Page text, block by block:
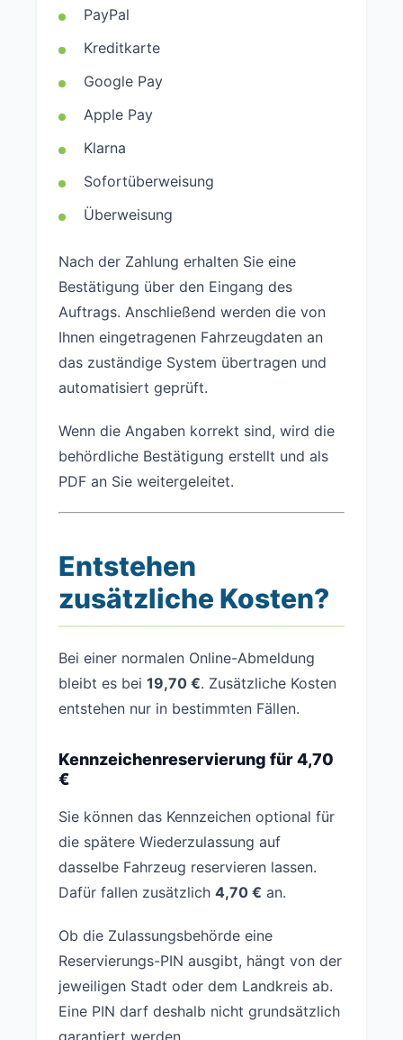
PayPal
Kreditkarte
Google Pay
Apple Pay
Klarna
Sofortüberweisung
Überweisung
Nach der Zahlung erhalten Sie eine
Bestätigung über den Eingang des
Auftrags. Anschließend werden die von
Ihnen eingetragenen Fahrzeugdaten an
das zuständige System übertragen und
automatisiert geprüft.
Wenn die Angaben korrekt sind, wird die
behördliche Bestätigung erstellt und als
PDF an Sie weitergeleitet.
Entstehen
zusätzliche Kosten?
Bei einer normalen Online-Abmeldung
bleibt es bei 19,70 €. Zusätzliche Kosten
entstehen nur in bestimmten Fällen.
Kennzeichenreservierung für 4,70
€
Sie können das Kennzeichen optional für
die spätere Wiederzulassung auf
dasselbe Fahrzeug reservieren lassen.
Dafür fallen zusätzlich 4,70 € an.
Ob die Zulassungsbehörde eine
Reservierungs-PIN ausgibt, hängt von der
jeweiligen Stadt oder dem Landkreis ab.
Eine PIN darf deshalb nicht grundsätzlich